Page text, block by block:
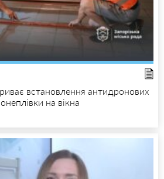
встановлення антидронових
на вікна